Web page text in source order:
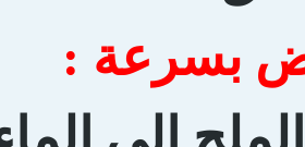
بسرعة :